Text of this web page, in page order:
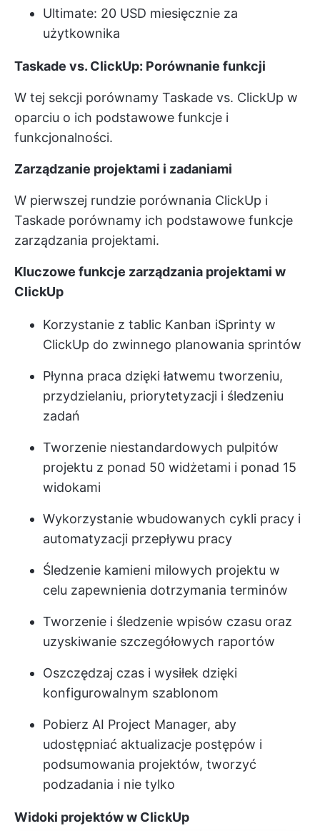
Ultimate: 20 USD miesięcznie za
użytkownika
Taskade vs. ClickUp: Porównanie funkcji
W tej sekcji porównamy Taskade vs. ClickUp w
oparciu o ich podstawowe funkcje i
funkcjonalności.
Zarządzanie projektami i zadaniami
W pierwszej rundzie porównania ClickUp i
Taskade porównamy ich podstawowe funkcje
zarządzania projektami.
Kluczowe funkcje zarządzania projektami w
ClickUp
Korzystanie z tablic Kanban iSprinty w
ClickUp do zwinnego planowania sprintów
Płynna praca dzięki łatwemu tworzeniu,
przydzielaniu, priorytetyzacji i śledzeniu
zadań
Tworzenie niestandardowych pulpitów
projektu z ponad 50 widżetami i ponad 15
widokami
Wykorzystanie wbudowanych cykli pracy i
automatyzacji przepływu pracy
Śledzenie kamieni milowych projektu w
celu zapewnienia dotrzymania terminów
Tworzenie i śledzenie wpisów czasu oraz
uzyskiwanie szczegółowych raportów
Oszczędzaj czas i wysiłek dzięki
konfigurowalnym szablonom
Pobierz AI Project Manager, aby
udostępniać aktualizacje postępów i
podsumowania projektów, tworzyć
podzadania i nie tylko
Widoki projektów w ClickUp